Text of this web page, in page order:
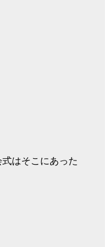
はそこにあった